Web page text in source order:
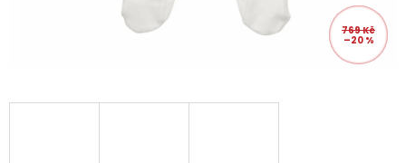
769 Kč
–20 %